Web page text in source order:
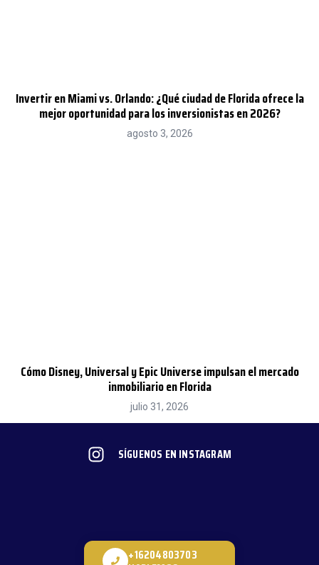
Invertir en Miami vs. Orlando: ¿Qué ciudad de Florida ofrece la
mejor oportunidad para los inversionistas en 2026?
agosto 3, 2026
Cómo Disney, Universal y Epic Universe impulsan el mercado
inmobiliario en Florida
julio 31, 2026
SÍGUENOS EN INSTAGRAM
+16204803703